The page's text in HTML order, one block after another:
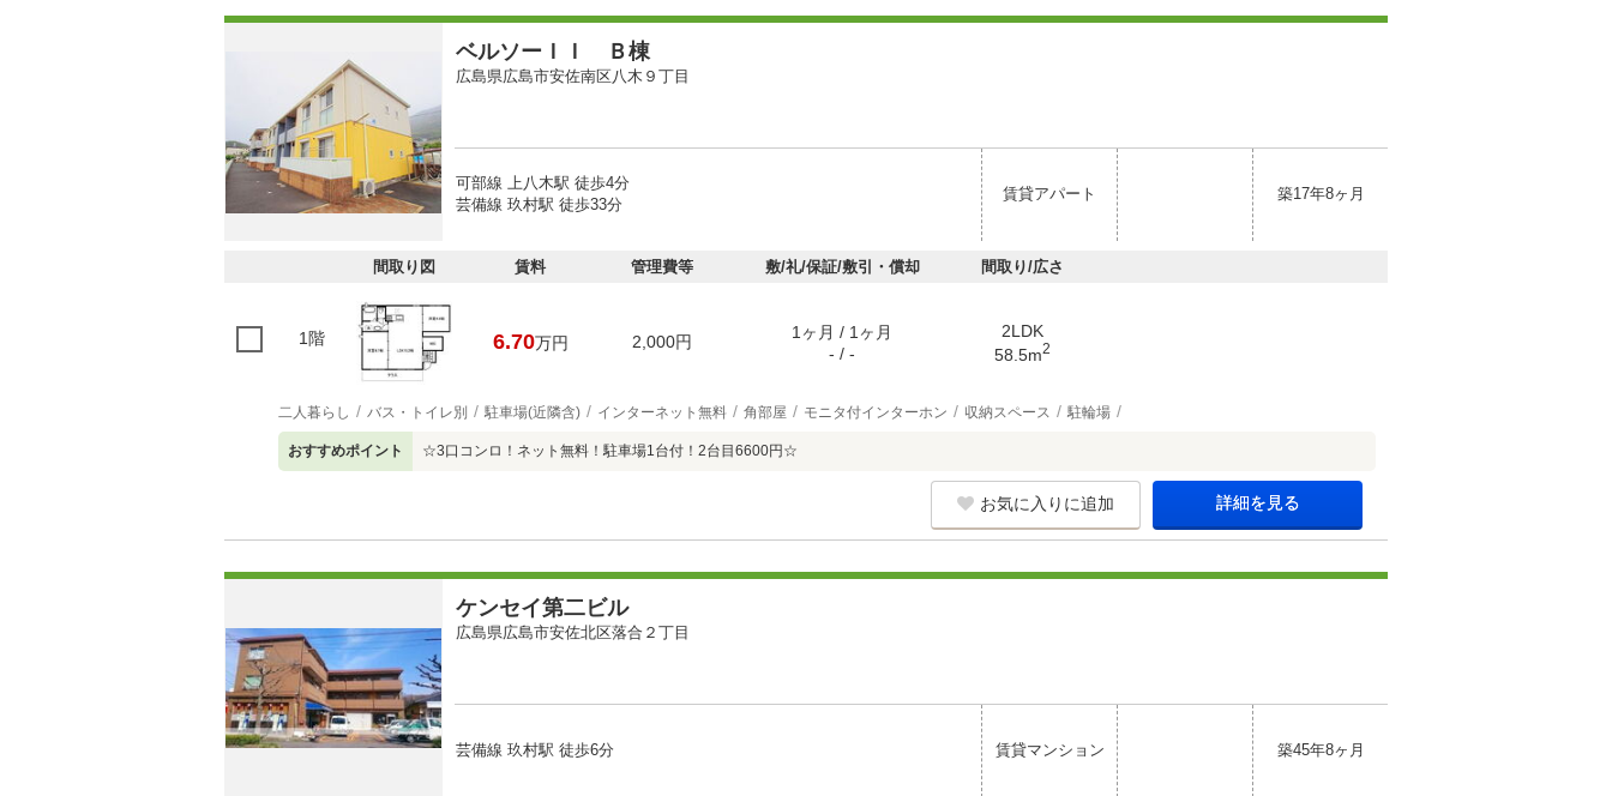
ベルソーＩＩ Ｂ棟
広島県広島市安佐南区八木９丁目
可部線 上八木駅 徒歩4分
芸備線 玖村駅 徒歩33分
賃貸アパート 築17年8ヶ月
間取り図 賃料 管理費等 敷/礼/保証/敷引・償却 間取り/広さ
1階 6.70万円 2,000円
1ヶ月 / 1ヶ月
- / -
2LDK
58.5m2
二人暮らし バス・トイレ別 駐車場(近隣含) インターネット無料 角部屋 モニタ付インターホン 収納スペース 駐輪場
おすすめポイント ☆3口コンロ！ネット無料！駐車場1台付！2台目6600円☆
お気に入りに追加 詳細を見る
ケンセイ第二ビル
広島県広島市安佐北区落合２丁目
芸備線 玖村駅 徒歩6分 賃貸マンション 築45年8ヶ月